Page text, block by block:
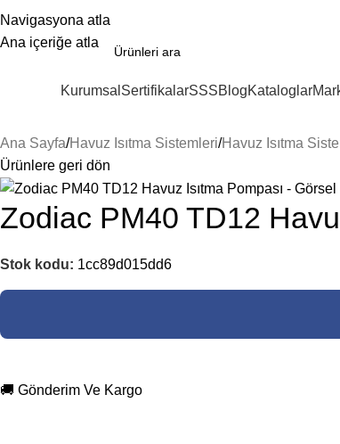
Navigasyona atla
Ana içeriğe atla
Kurumsal SertifikalarSSSBlogKataloglar
Ana Sayfa Havuz Isıtma Sistemleri Havuz Isıtma
Ürünlere geri dön
Zodiac PM40 TD12
Stok kodu: 1cc89d015dd6
🚚 Gönderim Ve Kargo